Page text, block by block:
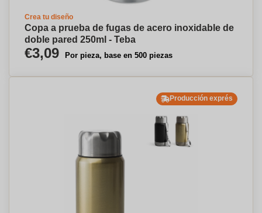
Crea tu diseño
Copa a prueba de fugas de acero inoxidable de
doble pared 250ml - Teba
€3,09 Por pieza, base en 500 piezas
Producción exprés